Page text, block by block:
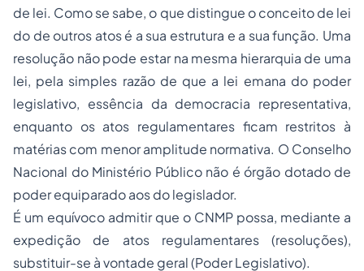
de lei. Como se sabe, o que distingue o conceito de lei
do de outros atos é a sua estrutura e a sua função. Uma
resolução não pode estar na mesma hierarquia de uma
lei, pela simples razão de que a lei emana do poder
legislativo, essência da democracia representativa,
enquanto os atos regulamentares ficam restritos à
matérias com menor amplitude normativa. O Conselho
Nacional do Ministério Público não é órgão dotado de
poder equiparado aos do legislador.
É um equívoco admitir que o CNMP possa, mediante a
expedição de atos regulamentares (resoluções),
substituir-se à vontade geral (Poder Legislativo).